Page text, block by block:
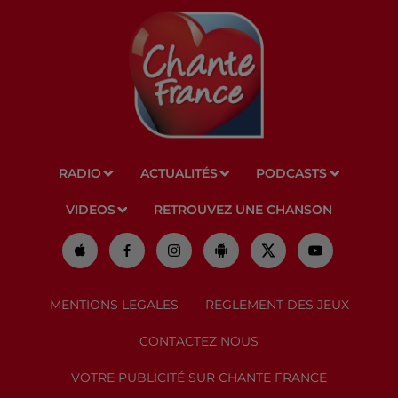
RADIO ACTUALITÉS PODCASTS
VIDEOS RETROUVEZ UNE CHANSON
MENTIONS LEGALES RÈGLEMENT DES JEUX
CONTACTEZ NOUS
VOTRE PUBLICITÉ SUR CHANTE FRANCE